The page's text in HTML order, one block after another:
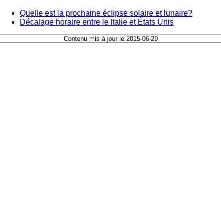
Quelle est la prochaine éclipse solaire et lunaire?
Décalage horaire entre le Italie et États Unis
Contenu mis à jour le 2015-06-29